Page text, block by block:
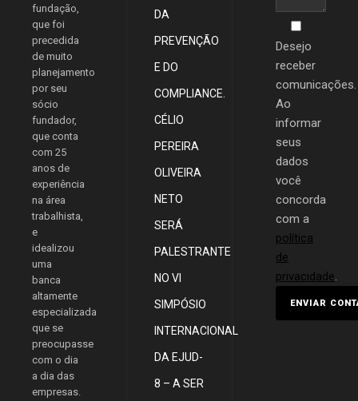
fundação,
que foi
precedida
de muito
planejamento
por seu
sócio
fundador,
que conta
com 25
anos de
experiência
na área
trabalhista,
e
idealizou
uma
banca
altamente
especializada
que se
preocupasse
com o dia
a dia das
empresas.
DA
PREVENÇÃO
E DO
COMPLIANCE.
CÉLIO
PEREIRA
OLIVEIRA
NETO
SERÁ
PALESTRANTE
NO VI
SIMPÓSIO
INTERNACIONAL
DA EJUD-
8 – A SER
Desejo
receber
comunicações.
Ao
informar
seus
dados
você
concorda
com a
política
de
privacidade.